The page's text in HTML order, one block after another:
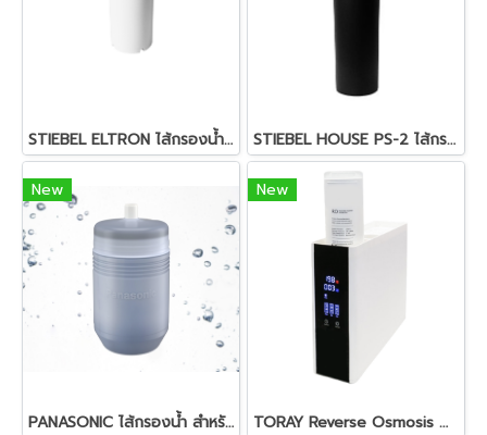
STIEBEL ELTRON ไส้กรองน้ำ รุ่น Flow Cartridge สีขาว (1กล่อง=2ชิ้น) STIEBEL HOUSE PS-2 ไส้กรองหยาบขั้นต้น
New
PANASONIC ไส้กรองน้ำ สำหรับเครื่องกรองรุ่น TK-CS10
New
TORAY Reverse Osmosis Water Purifier ROB-500G Japan Quality